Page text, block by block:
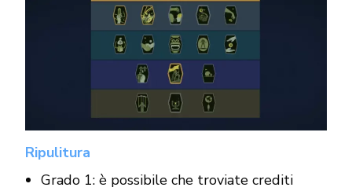
Ripulitura
Grado 1: è possibile che troviate crediti